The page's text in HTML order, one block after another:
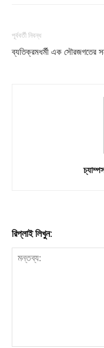
পূর্ববর্তী নিবন্ধ
ব্যতিক্রমধর্মী এক সৌরজগতের
রিপ্লাই লিখুন: